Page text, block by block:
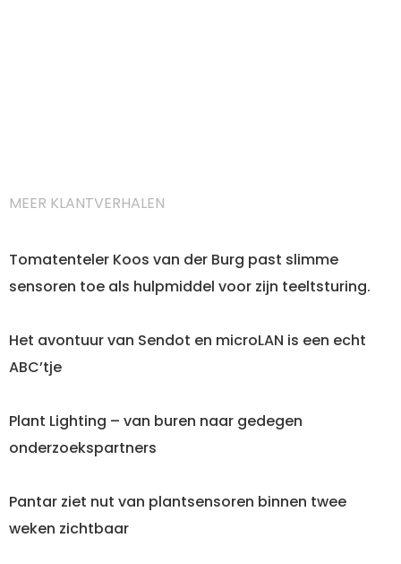
MEER KLANTVERHALEN
Tomatenteler Koos van der Burg past slimme
sensoren toe als hulpmiddel voor zijn teeltsturing.
Het avontuur van Sendot en microLAN is een echt
ABC’tje
Plant Lighting – van buren naar gedegen
onderzoekspartners
Pantar ziet nut van plantsensoren binnen twee
weken zichtbaar